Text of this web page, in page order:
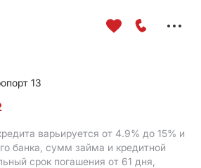
13
варьируется от 4.9% до 15% и
банка, сумм займа и кредитной
срок погашения от 61 дня,